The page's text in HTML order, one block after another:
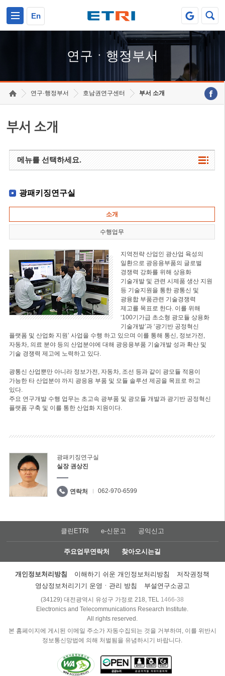
En
연구ㆍ행정부서
연구·행정부서 호남권연구센터 부서 소개
부서 소개
메뉴를 선택하세요.
광패키징연구실
소개
수행업무
지역전략 산업인 광산업 육성의
일환으로 광응용부품의 글로벌
경쟁력 강화를 위해 상용화
기술개발 및 관련 시제품 생산 지원
등 기술지원을 통한 광통신 및
광융합 부품관련 기술경쟁력
제고를 목표로 한다. 이를 위해
‘100기가급 초소형 광모듈 상용화
기술개발’과 ‘광기반 공정혁신
플랫폼 및 산업화 지원’ 사업을 수행 하고 있으며 이를 통해 통신, 정보가전,
자동차, 의료 분야 등의 산업분야에 대해 광응용부품 기술개발 성과 확산 및
기술 경쟁력 제고에 노력하고 있다.
광통신 산업뿐만 아니라 정보가전, 자동차, 조선 등과 같이 광모듈 적용이
가능한 타 산업분야 까지 광응용 부품 및 모듈 솔루션 제공을 목표로 하고
있다.
주요 연구개발 수행 업무는 초고속 광부품 및 광모듈 개발과 광기반 공정혁신
플랫폼 구축 및 이를 통한 산업화 지원이다.
광패키징연구실
실장 권상진
연락처 062-970-6599
클린ETRI e-신문고 공익신고
주요업무연락처 찾아오시는길
개인정보처리방침 이해하기 쉬운 개인정보처리방침
저작권정책
영상정보처리기기 운영ㆍ관리 방침
부설연구소공고
(34129) 대전광역시 유성구 가정로 218, TEL 1466-38
Electronics and Telecommunications Research Institute.
All rights reserved.
본 홈페이지에 게시된 이메일 주소가 자동수집되는 것을 거부하며, 이를 위반시
정보통신망법에 의해 처벌됨을 유념하시기 바랍니다.